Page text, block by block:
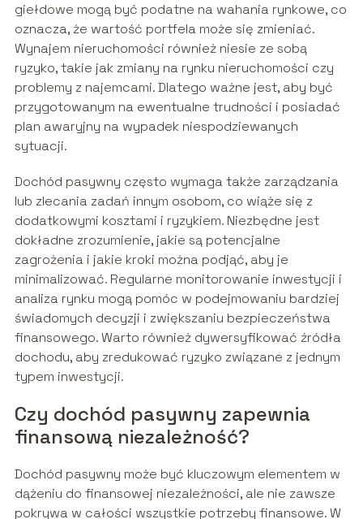
giełdowe mogą być podatne na wahania rynkowe, co
oznacza, że wartość portfela może się zmieniać.
Wynajem nieruchomości również niesie ze sobą
ryzyko, takie jak zmiany na rynku nieruchomości czy
problemy z najemcami. Dlatego ważne jest, aby być
przygotowanym na ewentualne trudności i posiadać
plan awaryjny na wypadek niespodziewanych
sytuacji.
Dochód pasywny często wymaga także zarządzania
lub zlecania zadań innym osobom, co wiąże się z
dodatkowymi kosztami i ryzykiem. Niezbędne jest
dokładne zrozumienie, jakie są potencjalne
zagrożenia i jakie kroki można podjąć, aby je
minimalizować. Regularne monitorowanie inwestycji i
analiza rynku mogą pomóc w podejmowaniu bardziej
świadomych decyzji i zwiększaniu bezpieczeństwa
finansowego. Warto również dywersyfikować źródła
dochodu, aby zredukować ryzyko związane z jednym
typem inwestycji.
Czy dochód pasywny zapewnia
finansową niezależność?
Dochód pasywny może być kluczowym elementem w
dążeniu do finansowej niezależności, ale nie zawsze
pokrywa w całości wszystkie potrzeby finansowe. W